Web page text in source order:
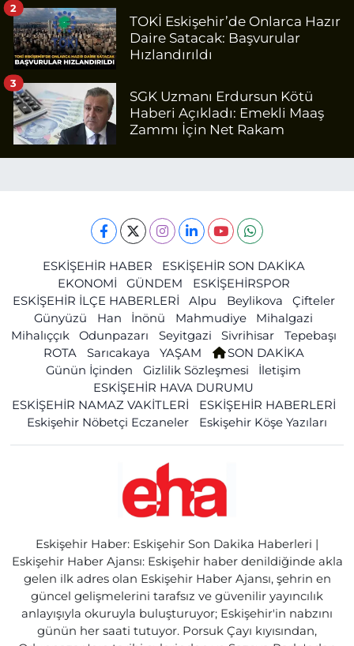
TOKİ Eskişehir’de Onlarca Hazır
Daire Satacak: Başvurular
Hızlandırıldı
2
SGK Uzmanı Erdursun Kötü
Haberi Açıkladı: Emekli Maaş
Zammı İçin Net Rakam
3
ESKİŞEHİR HABER
ESKİŞEHİR SON DAKİKA
EKONOMİ
GÜNDEM
ESKİŞEHİRSPOR
ESKİŞEHİR İLÇE HABERLERİ
Alpu Beylikova
Çifteler
Günyüzü
Han İnönü Mahmudiye
Mihalgazi
Mihalıççık
Odunpazarı Seyitgazi Sivrihisar
Tepebaşı
ROTA
Sarıcakaya YAŞAM
SON DAKİKA
Günün İçinden
Gizlilik Sözleşmesi
İletişim
ESKİŞEHİR HAVA DURUMU
ESKİŞEHİR NAMAZ VAKİTLERİ
ESKİŞEHİR HABERLERİ
Eskişehir Nöbetçi Eczaneler
Eskişehir Köşe Yazıları
Eskişehir Haber: Eskişehir Son Dakika Haberleri |
Eskişehir Haber Ajansı: Eskişehir haber denildiğinde akla
gelen ilk adres olan Eskişehir Haber Ajansı, şehrin en
güncel gelişmelerini tarafsız ve güvenilir yayıncılık
anlayışıyla okuruyla buluşturuyor; Eskişehir'in nabzını
günün her saati tutuyor. Porsuk Çayı kıyısından,